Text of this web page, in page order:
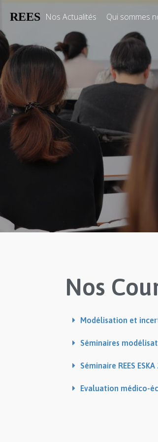
REES Nos Actualités Qui sommes
Nos
Modélisation et
Séminaires
Séminaire REES
Evaluation médico-